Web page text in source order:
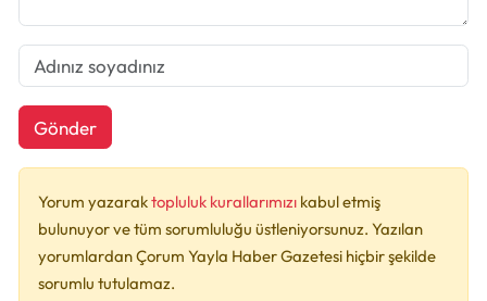
Gönder
Yorum yazaraktopluluk kurallarımızı kabul etmiş
bulunuyor ve tüm sorumluluğu üstleniyorsunuz. Yazılan
yorumlardan Çorum Yayla Haber Gazetesi hiçbir şekilde
sorumlu tutulamaz.